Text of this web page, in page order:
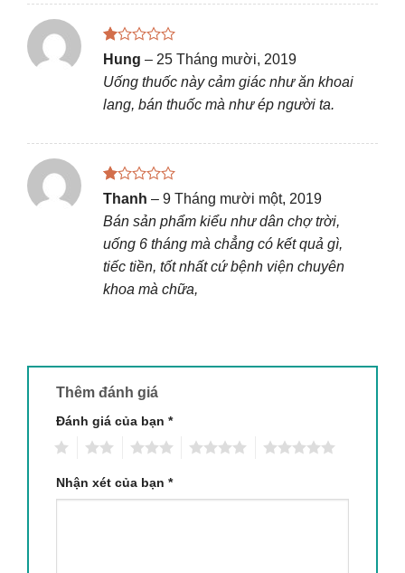
Được
hạng
1
5
Hung – 25 Tháng mười, 2019
Uống thuốc này cảm giác như ăn khoai
lang, bán thuốc mà như ép người ta.
Được
hạng
1
5
sao
Thanh – 9 Tháng mười một, 2019
Bán sản phẩm kiểu như dân chợ trời,
uống 6 tháng mà chẳng có kết quả gì,
tiếc tiền, tốt nhất cứ bệnh viện chuyên
khoa mà chữa,
Thêm đánh giá
Đánh giá của bạn *
Nhận xét của bạn *